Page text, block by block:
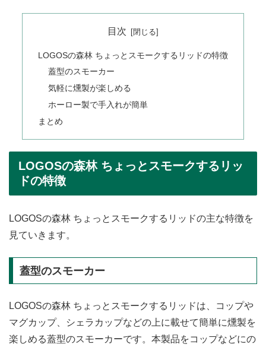
目次
LOGOSの森林 ちょっとスモークするリッドの特徴
蓋型のスモーカー
気軽に燻製が楽しめる
ホーロー製で手入れが簡単
まとめ
LOGOSの森林 ちょっとスモークするリッ
ドの特徴
LOGOSの森林 ちょっとスモークするリッドの主な特徴を
見ていきます。
蓋型のスモーカー
LOGOSの森林 ちょっとスモークするリッドは、コップや
マグカップ、シェラカップなどの上に載せて簡単に燻製を
楽しめる蓋型のスモーカーです。本製品をコップなどにの